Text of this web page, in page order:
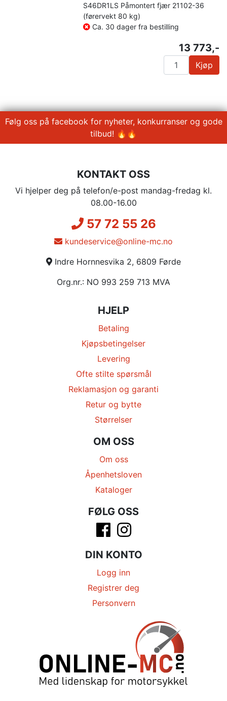
S46DR1LS Påmontert fjær 21102-36
(førervekt 80 kg)
Ca. 30 dager fra bestilling
13 773,-
Kjøp
Følg oss på facebook for nyheter, konkurranser og gode
tilbud! 🔥🔥
KONTAKT OSS
Vi hjelper deg på telefon/e-post mandag-fredag kl.
08.00-16.00
57 72 55 26
kundeservice@online-mc.no
Indre Hornnesvika 2, 6809 Førde
Org.nr.: NO 993 259 713 MVA
HJELP
Betaling
Kjøpsbetingelser
Levering
Ofte stilte spørsmål
Reklamasjon og garanti
Retur og bytte
Størrelser
OM OSS
Om oss
Åpenhetsloven
Kataloger
FØLG OSS
DIN KONTO
Logg inn
Registrer deg
Personvern